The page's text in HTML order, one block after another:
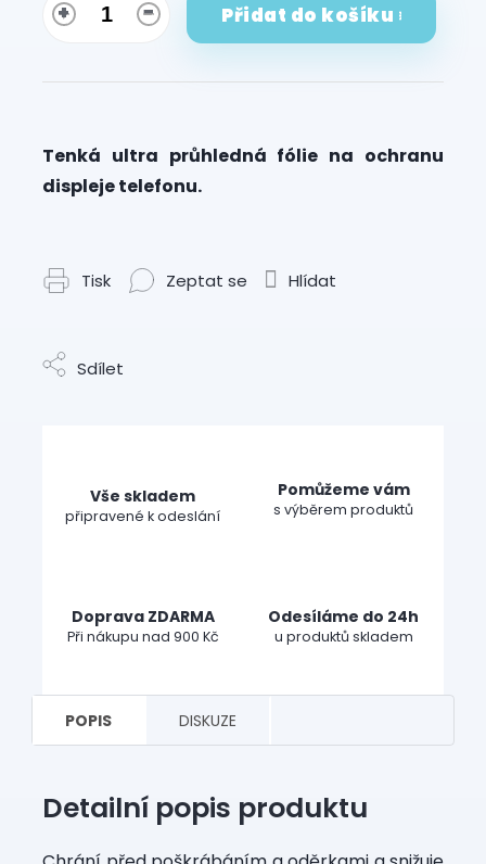
Přidat do košíku
Tenká ultra průhledná fólie na ochranu
displeje telefonu.
Tisk Zeptat se Hlídat
Sdílet
Vše skladem
připravené k odeslání
Pomůžeme vám
s výběrem produktů
Doprava ZDARMA
Při nákupu nad 900 Kč
Odesíláme do 24h
u produktů skladem
POPIS DISKUZE
Detailní popis produktu